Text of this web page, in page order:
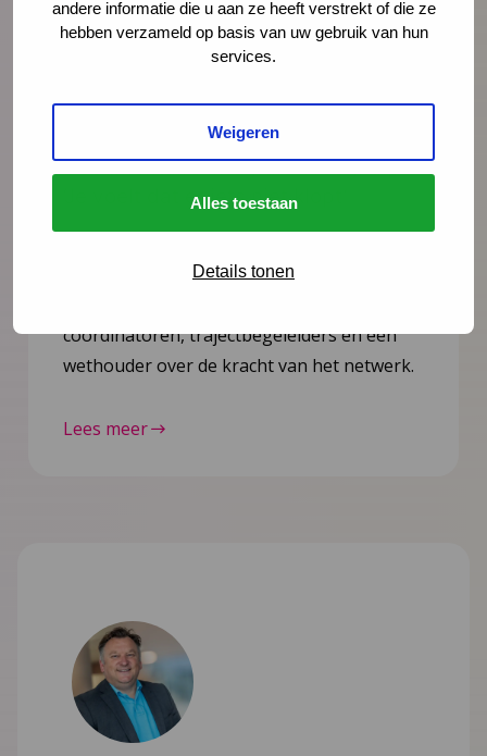
andere informatie die u aan ze heeft verstrekt of die ze
hebben verzameld op basis van uw gebruik van hun
services.
Weigeren
Alles toestaan
Details tonen
Documentaire Integrale Vroeghulp
‘Je voelt dat er iets niet klopt’
gezinnen die geholpen zijn door Integrale
coördinatoren, trajectbegeleiders en een
wethouder over de kracht van het netwerk.
Lees meer